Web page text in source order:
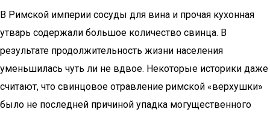
В Римской империи сосуды для вина и прочая кухонная
утварь содержали большое количество свинца. В
результате продолжительность жизни населения
уменьшилась чуть ли не вдвое. Некоторые историки даже
считают, что свинцовое отравление римской «верхушки»
было не последней причиной упадка могущественного